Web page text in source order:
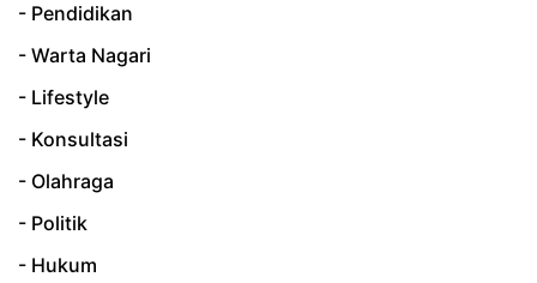
- Pendidikan
- Warta Nagari
- Lifestyle
- Konsultasi
- Olahraga
- Politik
- Hukum